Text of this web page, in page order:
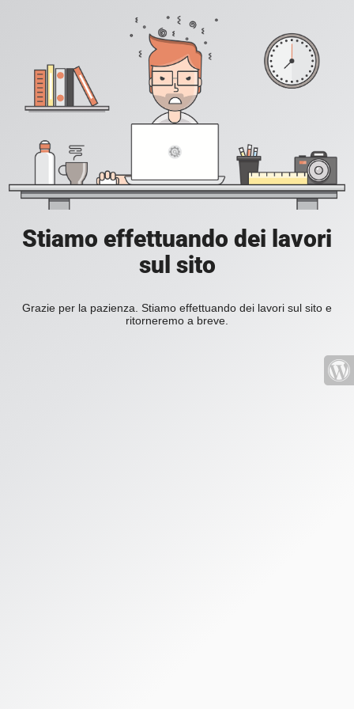
Stiamo effettuando dei lavori
sul sito
Grazie per la pazienza. Stiamo effettuando dei lavori sul sito e
ritorneremo a breve.